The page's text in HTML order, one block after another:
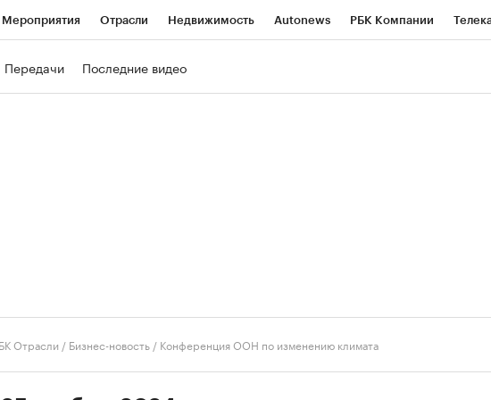
Мероприятия Отрасли Недвижимость Autonews РБК Компании
Передачи Последние видео
Отрасли / Бизнес-новость / Конференция ООН по изменению климата